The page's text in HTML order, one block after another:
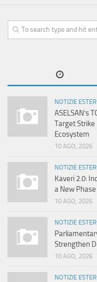
NOTIZIE
ASELSAN’s
Target Strike
Ecosystem
10 AGO, 2026
NOTIZIE
Kaveri 2.0:
a New Phase
10 AGO, 2026
NOTIZIE
Strengthen
10 AGO, 2026
NOTIZIE